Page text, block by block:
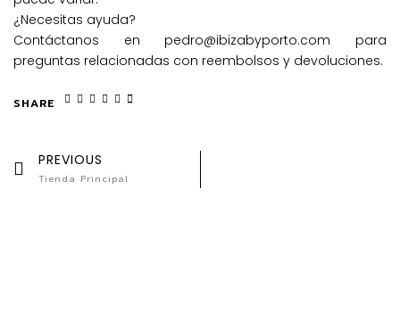
¿Necesitas ayuda?
Contáctanos en pedro@ibizabyporto.com para
preguntas relacionadas con reembolsos y devoluciones.
SHARE
PREVIOUS
Tienda Principal